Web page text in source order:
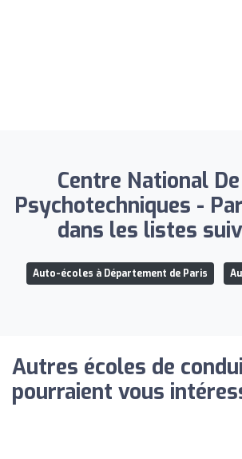
Centre National
Psychotechniques -
dans les listes
Auto-écoles à Département de Paris
Autres écoles de
pourraient vous